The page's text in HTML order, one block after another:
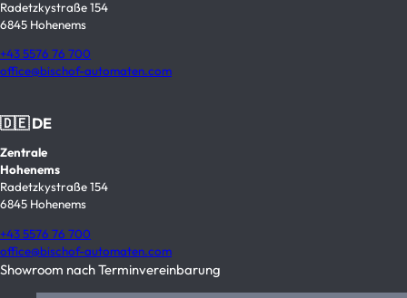
Radetzkystraße 154
6845 Hohenems
+43 5576 76 700
office@bischof-automaten.com
🇩🇪 DE
Zentrale
Hohenems
Radetzkystraße 154
6845 Hohenems
+43 5576 76 700
office@bischof-automaten.com
Showroom nach Terminvereinbarung